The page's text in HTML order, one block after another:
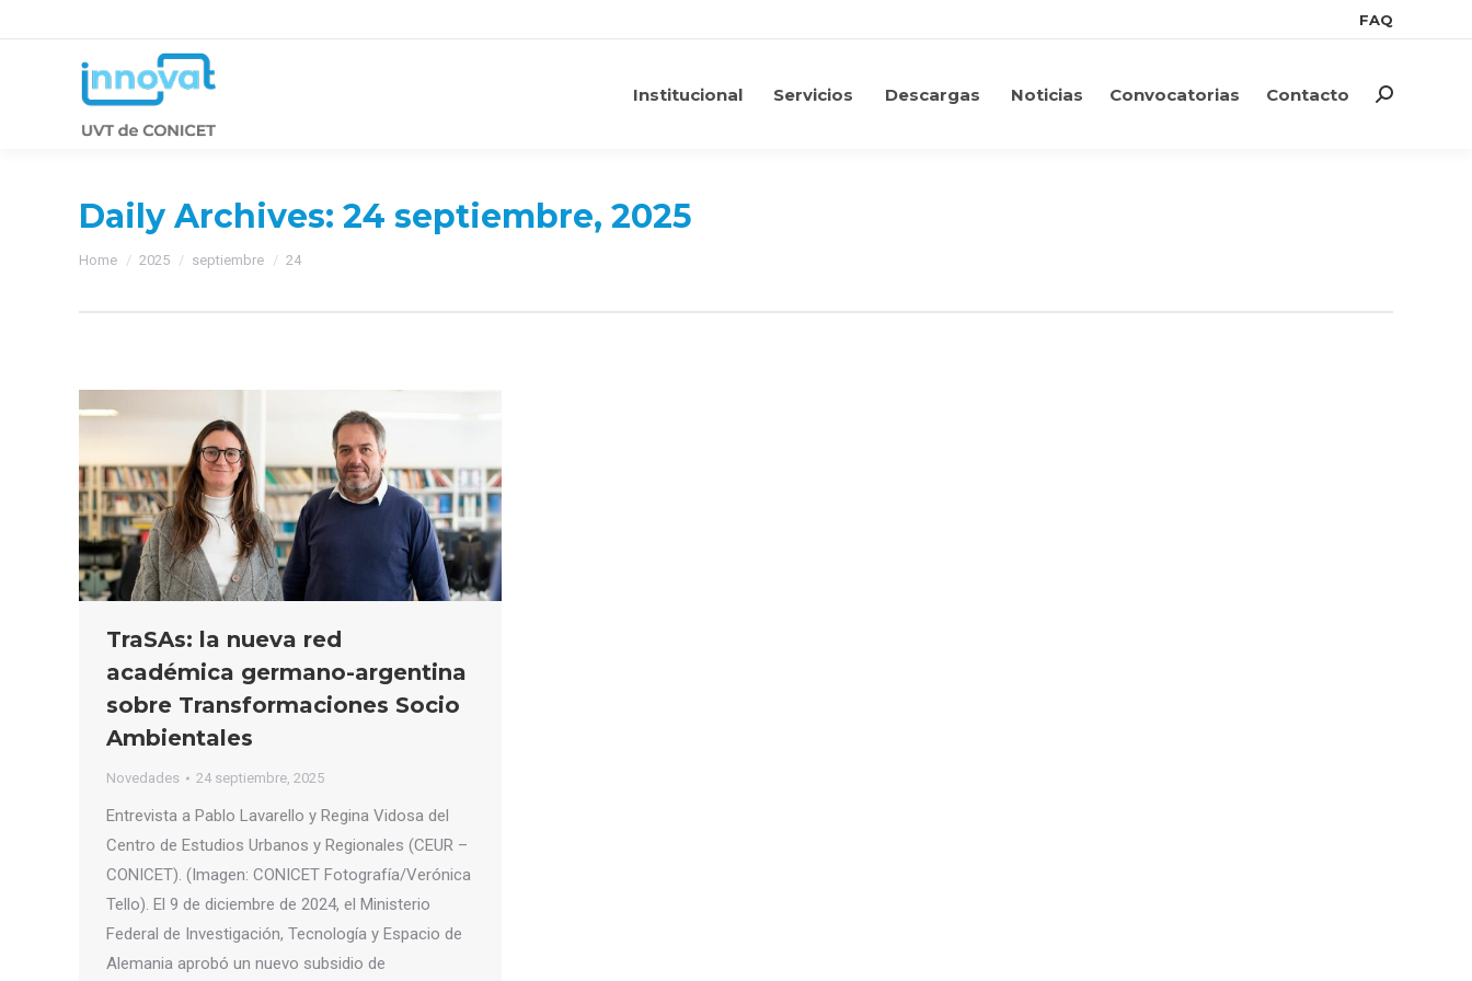
FAQ
Institucional Servicios Descargas Noticias Convocatorias Contacto Search:
Daily Archives: 24 septiembre, 2025
You are here:
Home 2025 septiembre 24
TraSAs: la nueva red
académica germano-argentina
sobre Transformaciones Socio
Ambientales
Novedades 24 septiembre, 2025
Entrevista a Pablo Lavarello y Regina Vidosa del
Centro de Estudios Urbanos y Regionales (CEUR –
CONICET). (Imagen: CONICET Fotografía/Verónica
Tello). El 9 de diciembre de 2024, el Ministerio
Federal de Investigación, Tecnología y Espacio de
Alemania aprobó un nuevo subsidio de
FAQ